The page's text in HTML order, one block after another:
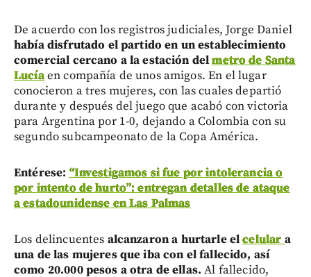
De acuerdo con los registros judiciales, Jorge Daniel
había disfrutado el partido en un establecimiento
comercial cercano a la estación delmetro de Santa
Lucíaen compañía de unos amigos. En el lugar
conocieron a tres mujeres, con las cuales departió
durante y después del juego que acabó con victoria
para Argentina por 1-0, dejando a Colombia con su
segundo subcampeonato de la Copa América.
Entérese: “Investigamos si fue por intolerancia o
por intento de hurto”: entregan detalles de ataque
a estadounidense en Las Palmas
Los delincuentes alcanzaron a hurtarle elcelular a
una de las mujeres que iba con el fallecido, así
como 20.000 pesos a otra de ellas. Al fallecido,